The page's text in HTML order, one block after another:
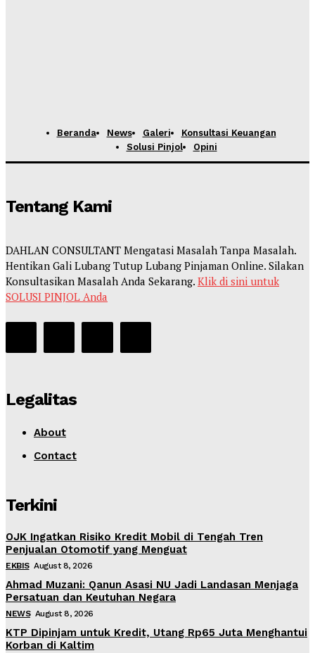
Beranda News Galeri
Konsultasi Keuangan
Solusi Pinjol
Opini
Tentang Kami
DAHLAN CONSULTANT Mengatasi Masalah Tanpa Masalah.
Hentikan Gali Lubang Tutup Lubang Pinjaman Online. Silakan
Konsultasikan Masalah Anda Sekarang. Klik di sini untuk
SOLUSI PINJOL Anda
Legalitas
About
Contact
Terkini
OJK Ingatkan Risiko Kredit Mobil di Tengah Tren
Penjualan Otomotif yang Menguat
EKBIS August 8, 2026
Ahmad Muzani: Qanun Asasi NU Jadi Landasan Menjaga
Persatuan dan Keutuhan Negara
NEWS August 8, 2026
KTP Dipinjam untuk Kredit, Utang Rp65 Juta Menghantui
Korban di Kaltim